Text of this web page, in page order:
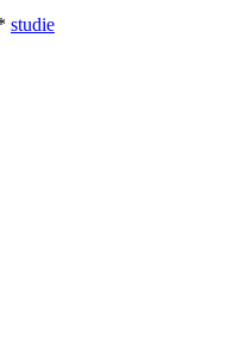
studie